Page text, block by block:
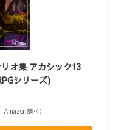
オ集 アカシック13
シリーズ)
調べ）